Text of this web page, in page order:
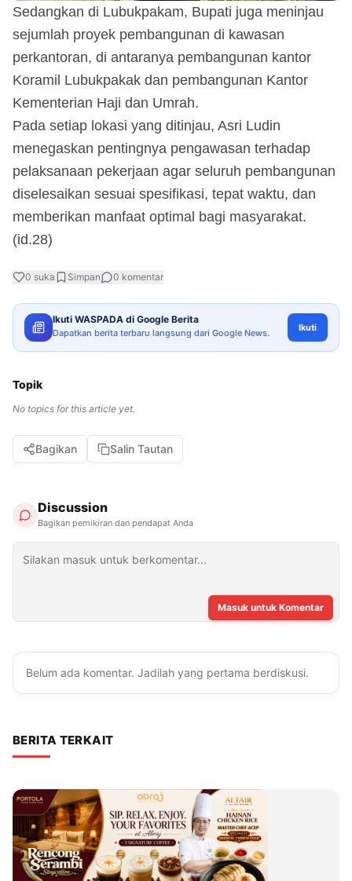
Sedangkan di Lubukpakam, Bupati juga meninjau
sejumlah proyek pembangunan di kawasan
perkantoran, di antaranya pembangunan kantor
Koramil Lubukpakak dan pembangunan Kantor
Kementerian Haji dan Umrah.
Pada setiap lokasi yang ditinjau, Asri Ludin
menegaskan pentingnya pengawasan terhadap
pelaksanaan pekerjaan agar seluruh pembangunan
diselesaikan sesuai spesifikasi, tepat waktu, dan
memberikan manfaat optimal bagi masyarakat.
(id.28)
0 suka Simpan 0 komentar
Ikuti WASPADA di Google Berita
Dapatkan berita terbaru langsung dari Google News. Ikuti
Topik
No topics for this article yet.
Bagikan Salin Tautan
Discussion
Bagikan pemikiran dan pendapat Anda
Masuk untuk Komentar
Belum ada komentar. Jadilah yang pertama berdiskusi.
BERITA TERKAIT